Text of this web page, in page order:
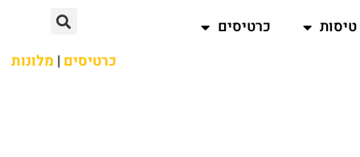
טיסות
כרטיסים
כרטיסים | מלונות